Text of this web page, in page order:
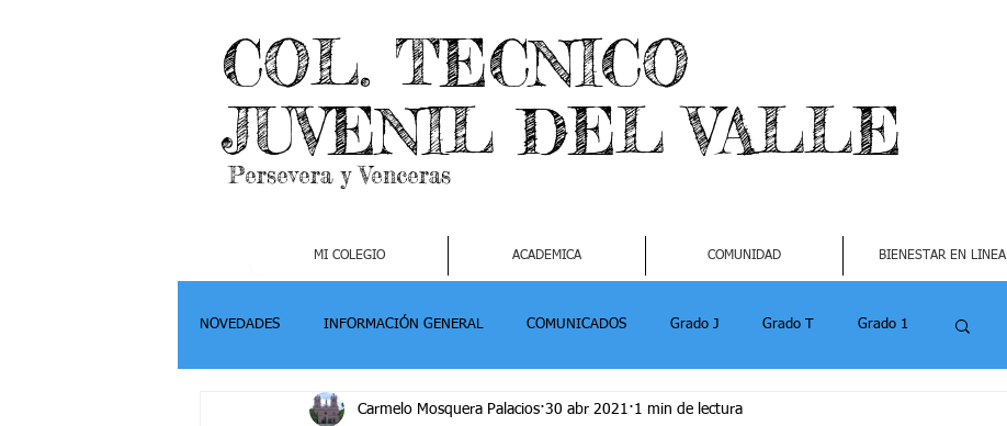
COL. TECNICO
JUVENIL DEL VALLE
Persevera y Venceras
MI COLEGIO ACADEMICA COMUNIDAD BIENESTAR EN LINEA
NOVEDADES INFORMACIÓN GENERAL COMUNICADOS Grado J Grado T Grado 1
Grado 3 Grado 4-1 Grado 4-2 Grado 5 -1
Carmelo Mosquera Palacios 30 abr 2021 1 min de lectura